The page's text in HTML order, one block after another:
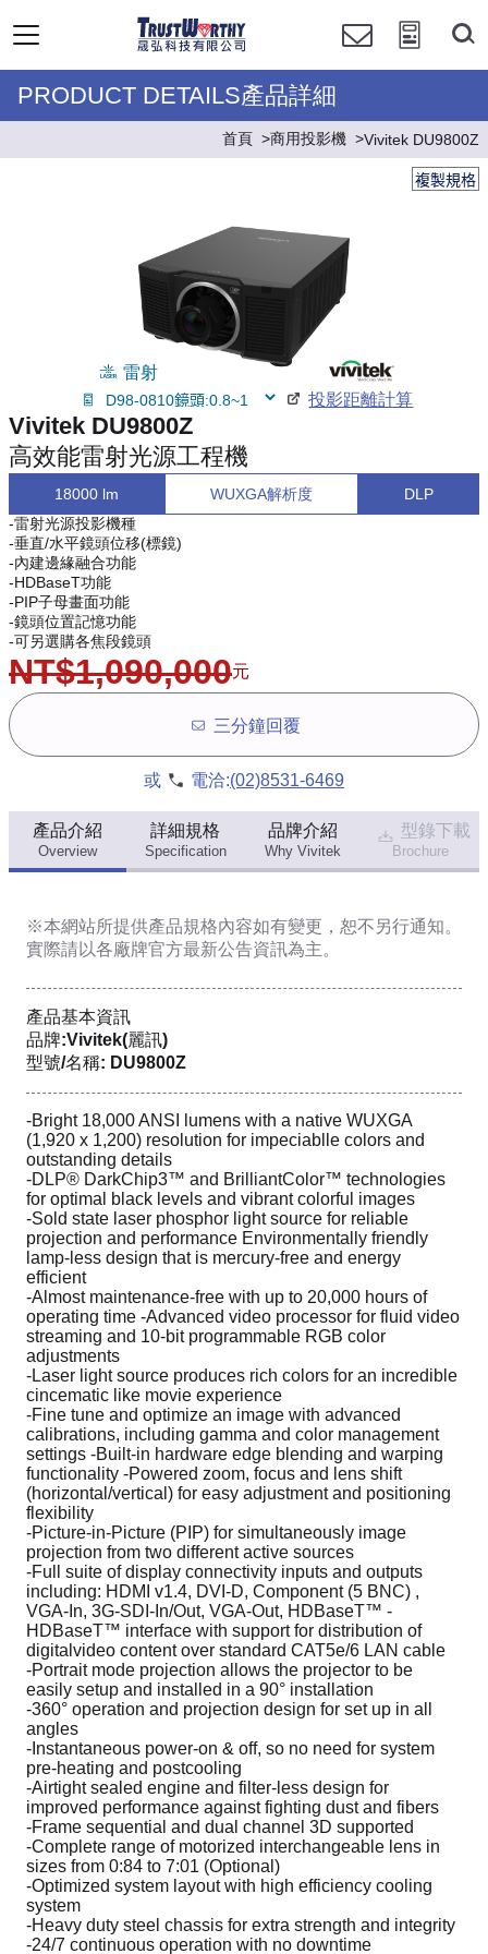
PRODUCT DETAILS產品詳細
首頁 商用投影機 Vivitek DU9800Z
複製規格
雷射
投影距離計算
Vivitek DU9800Z
高效能雷射光源工程機
18000 lm WUXGA解析度
DLP
-雷射光源投影機種
-垂直/水平鏡頭位移(標鏡)
-內建邊緣融合功能
-HDBaseT功能
-PIP子母畫面功能
-鏡頭位置記憶功能
-可另選購各焦段鏡頭
NT$1,090,000元
三分鐘回覆
或 電洽:(02)8531-6469
產品介紹
Overview
詳細規格
Specification
品牌介紹
Why Vivitek
型錄下載
Brochure
※本網站所提供產品規格內容如有變更，恕不另行通知。
實際請以各廠牌官方最新公告資訊為主。
產品基本資訊
品牌:Vivitek(麗訊)
型號/名稱: DU9800Z
-Bright 18,000 ANSI lumens with a native WUXGA
(1,920 x 1,200) resolution for impeciablle colors and
outstanding details
-DLP® DarkChip3™ and BrilliantColor™ technologies
for optimal black levels and vibrant colorful images
-Sold state laser phosphor light source for reliable
projection and performance Environmentally friendly
lamp-less design that is mercury-free and energy
efficient
-Almost maintenance-free with up to 20,000 hours of
operating time -Advanced video processor for fluid video
streaming and 10-bit programmable RGB color
adjustments
-Laser light source produces rich colors for an incredible
cincematic like movie experience
-Fine tune and optimize an image with advanced
calibrations, including gamma and color management
settings -Built-in hardware edge blending and warping
functionality -Powered zoom, focus and lens shift
(horizontal/vertical) for easy adjustment and positioning
flexibility
-Picture-in-Picture (PIP) for simultaneously image
projection from two different active sources
-Full suite of display connectivity inputs and outputs
including: HDMI v1.4, DVI-D, Component (5 BNC) ,
VGA-In, 3G-SDI-In/Out, VGA-Out, HDBaseT™ -
HDBaseT™ interface with support for distribution of
digitalvideo content over standard CAT5e/6 LAN cable
-Portrait mode projection allows the projector to be
easily setup and installed in a 90° installation
-360° operation and projection design for set up in all
angles
-Instantaneous power-on & off, so no need for system
pre-heating and postcooling
-Airtight sealed engine and filter-less design for
improved performance against fighting dust and fibers
-Frame sequential and dual channel 3D supported
-Complete range of motorized interchangeable lens in
sizes from 0:84 to 7:01 (Optional)
-Optimized system layout with high efficiency cooling
system
-Heavy duty steel chassis for extra strength and integrity
-24/7 continuous operation with no downtime